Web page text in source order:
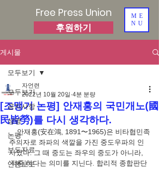
Free Press Union
후원하기
ME
NU
게시물
모두보기
공지사항
성명
논평
보도자료
언론보도
모두보기
[조맹기 논평] 안재홍의 국민개노(國
民皆勞)를 다시 생각하다.
자언련
2022년 10월 20일 4분 분량
    안재홍(安在鴻, 1891〜1965)은 비타협민족
주의자로 좌파의 색깔을 가진 중도우파의 인
사였다. 그 때 중도는 좌우의 중도가 아니라,
‘적중’하다는 의미를 지닌다. 합리적 종합판단